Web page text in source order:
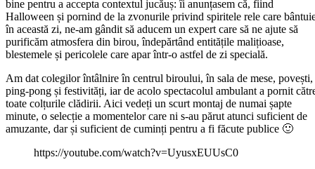
bine pentru a accepta contextul jucăuș: îi anunțasem că, fiind
Halloween și pornind de la zvonurile privind spiritele rele care
în această zi, ne-am gândit să aducem un expert care să ne ajute să
purificăm atmosfera din birou, îndepărtând entitățile malițioase,
blestemele și pericolele care apar într-o astfel de zi specială.
Am dat colegilor întâlnire în centrul biroului, în sala de mese, povești,
ping-pong și festivități, iar de acolo spectacolul ambulant a pornit
toate colțurile clădirii. Aici vedeți un scurt montaj de numai șapte
minute, o selecție a momentelor care ni s-au părut atunci suficient de
amuzante, dar și suficient de cuminți pentru a fi făcute publice 🙂
https://youtube.com/watch?v=UyusxEUUsC0